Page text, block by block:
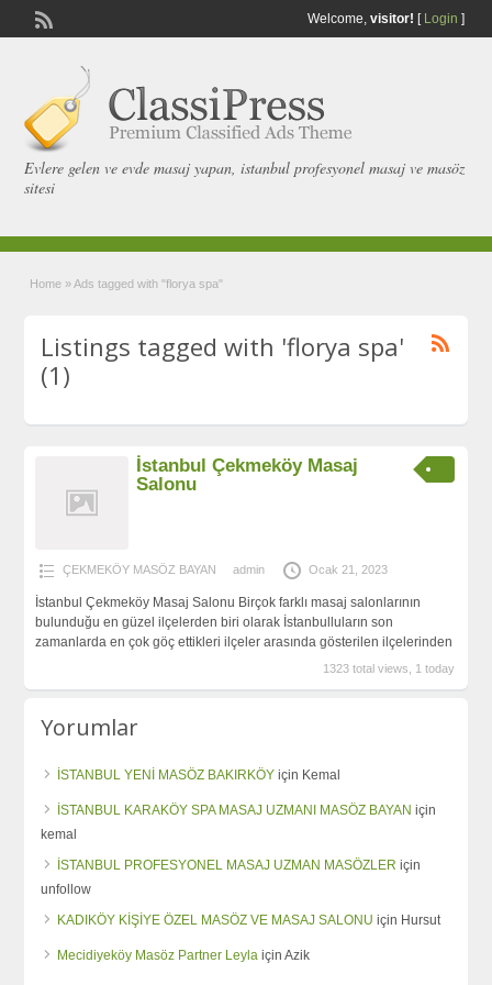
Welcome, visitor! [ Login ]
Evlere gelen ve evde masaj yapan, istanbul profesyonel masaj ve masöz
sitesi
Home » Ads tagged with "florya spa"
Listings tagged with 'florya spa'
(1)
İstanbul Çekmeköy Masaj
Salonu
ÇEKMEKÖY MASÖZ BAYAN admin Ocak 21, 2023
İstanbul Çekmeköy Masaj Salonu Birçok farklı masaj salonlarının
bulunduğu en güzel ilçelerden biri olarak İstanbulluların son
zamanlarda en çok göç ettikleri ilçeler arasında gösterilen ilçelerinden
1323 total views, 1 today
Yorumlar
İSTANBUL YENİ MASÖZ BAKIRKÖY için Kemal
İSTANBUL KARAKÖY SPA MASAJ UZMANI MASÖZ BAYAN için
kemal
İSTANBUL PROFESYONEL MASAJ UZMAN MASÖZLER için
unfollow
KADIKÖY KİŞİYE ÖZEL MASÖZ VE MASAJ SALONU için Hursut
Mecidiyeköy Masöz Partner Leyla içinAzik